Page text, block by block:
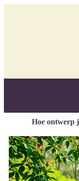
Hoe ontwerp